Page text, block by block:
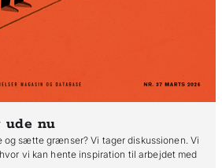
ude nu
og sætte grænser? Vi tager diskussionen. Vi
vi kan hente inspiration til arbejdet med